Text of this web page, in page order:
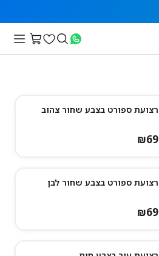
רצועת ספורט בצבע שחור צהוב
₪69
רצועת ספורט בצבע שחור לבן
₪69